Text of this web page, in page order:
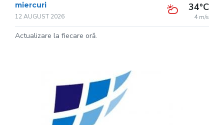
miercuri
12 AUGUST 2026
34°C
4 m/s
Actualizare la fiecare oră.